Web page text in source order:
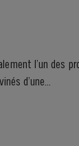
l’un des
d’une...